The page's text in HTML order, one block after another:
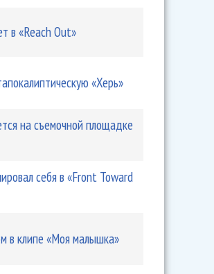
в «Reach Out»
«Херь»
на съемочной площадке
себя в «Front Toward
в клипе «Моя малышка»